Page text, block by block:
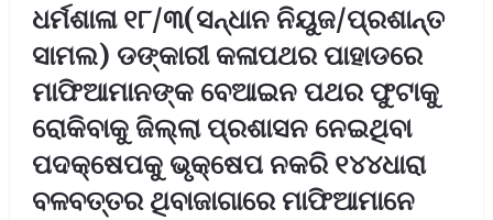
ଧର୍ମଶାଳା ୧୮/୩(ସନ୍ଧାନ ନିୟୁଜ/ପ୍ରଶାନ୍ତ
ସାମଲ) ଡଙ୍କାରୀ କଳାପଥର ପାହାଡରେ
ମାଫିଆମାନଙ୍କ ବେଆଇନ ପଥର ଫୁଟାକୁ
ରୋକିବାକୁ ଜିଲ୍ଲା ପ୍ରଶାସନ ନେଇଥିବା
ପଦକ୍ଷେପକୁ ଭୃକ୍ଷେପ ନକରି ୧୪୪ଧାରା
ବଳବତ୍ତର ଥିବାଜାଗାରେ ମାଫିଆମାନେ